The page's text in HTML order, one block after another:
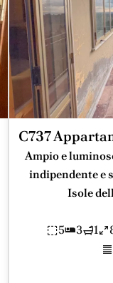
C737
Ampio e
indipendente e
Isole
5
3 1